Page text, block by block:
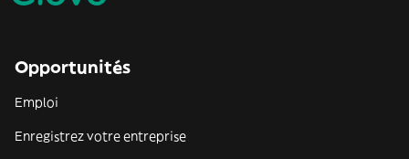
Opportunités
Emploi
Enregistrez votre entreprise